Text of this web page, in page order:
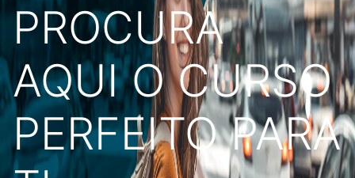
PROCURA
AQUI O CURSO
PERFEITO PARA